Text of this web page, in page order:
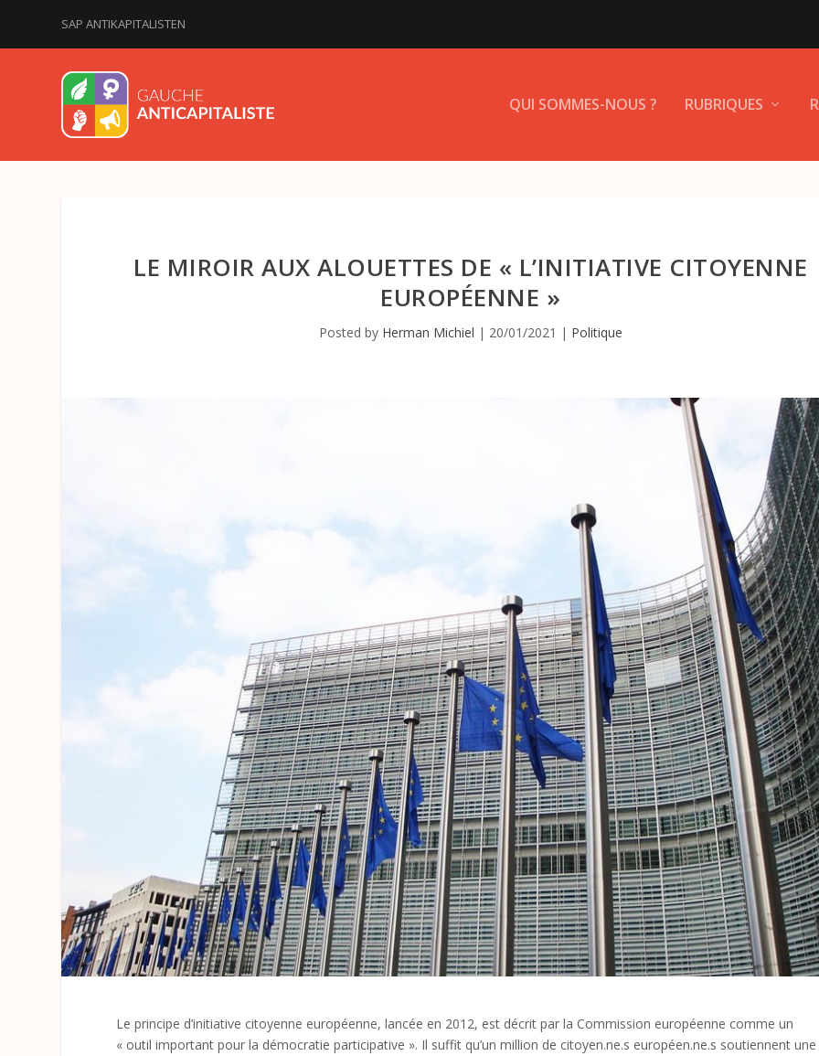
SAP ANTIKAPITALISTEN
QUI SOMMES-NOUS ? RUBRIQUES
LE MIROIR AUX ALOUETTES DE « L’INITIATIVE CITOYENNE
EUROPÉENNE »
Posted by Herman Michiel | 20/01/2021 | Politique
Le principe d’initiative citoyenne européenne, lancée en 2012, est décrit par la Commission européenne comme un
« outil important pour la démocratie participative ». Il suffit qu’un million de citoyen.ne.s européen.ne.s soutiennent une